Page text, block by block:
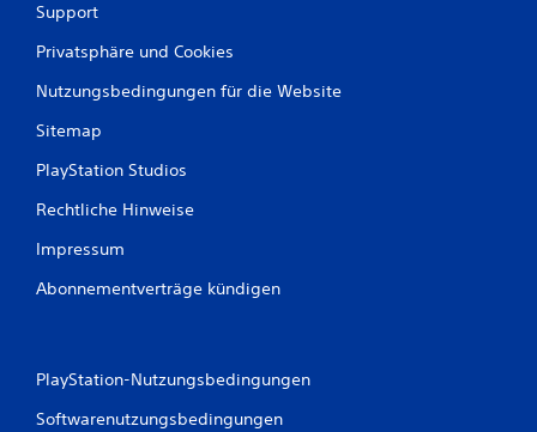
Support
Privatsphäre und Cookies
Nutzungsbedingungen für die Website
Sitemap
PlayStation Studios
Rechtliche Hinweise
Impressum
Abonnementverträge kündigen
PlayStation-Nutzungsbedingungen
Softwarenutzungsbedingungen